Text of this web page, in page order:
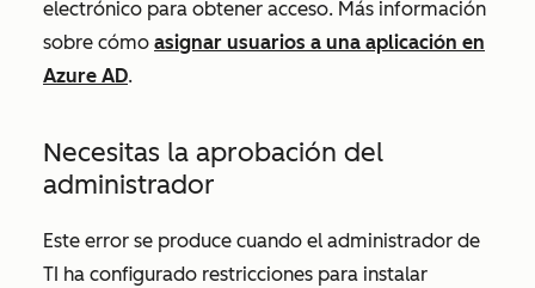
electrónico para obtener acceso. Más información
sobre cómo asignar usuarios a una aplicación en
Azure AD.
Necesitas la aprobación del
administrador
Este error se produce cuando el administrador de
TI ha configurado restricciones para instalar